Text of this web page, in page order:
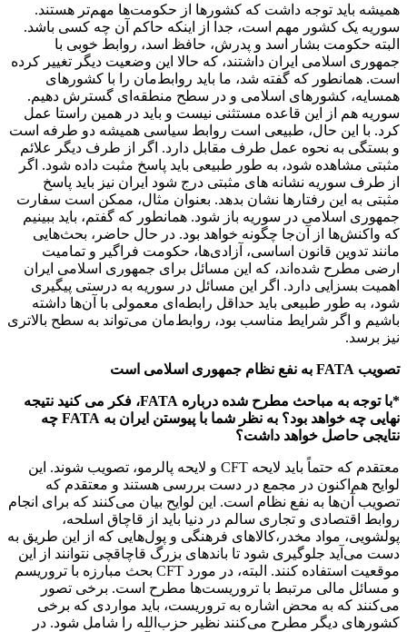
همیشه باید توجه داشت که کشورها از حکومت‌ها مهم‌تر هستند.
سوریه یک کشور مهم است، جدا از اینکه حاکم آن چه کسی باشد.
البته حکومت بشار اسد و پدرش، حافظ اسد، روابط خوبی با
جمهوری اسلامی ایران داشتند، که حالا این وضعیت دیگر تغییر کرده
است. همانطور که گفته شد، ما باید روابط‌مان را با کشورهای
همسایه، کشورهای اسلامی و در سطح منطقه‌ای گسترش دهیم.
سوریه هم از این قاعده مستثنی نیست و باید در همین راستا عمل
کرد. با این حال، طبیعی است روابط سیاسی همیشه دو طرفه است
و بستگی به نحوه عمل طرف مقابل دارد. اگر از طرف دیگر علائم
مثبتی مشاهده شود، به طور طبیعی باید پاسخ مثبت داده شود. اگر
از طرف سوریه نشانه های مثبتی درج شود ایران نیز باید پاسخ
مثبتی به این رفتارها نشان بدهد. بعنوان مثال، ممکن است سفارت
جمهوری اسلامی در سوریه باز شود. همانطور که گفتم، باید ببینیم
که واکنش‌ها از آن‌جا چگونه خواهد بود. در حال حاضر، بحث‌هایی
مانند تدوین قانون اساسی، آزادی‌ها، حکومت فراگیر و تمامیت
ارضی مطرح شده‌اند، که این‌ مسائل برای جمهوری اسلامی ایران
اهمیت بسزایی دارد. اگر این مسائل در سوریه به درستی پیگیری
شود، به طور طبیعی باید حداقل رابطه‌ای معمولی با آن‌ها داشته
باشیم و اگر شرایط مناسب بود، روابط‌مان می‌تواند به سطح بالاتری
نیز برسد.
تصویب FATA به نفع نظام جمهوری اسلامی است
*با توجه به مباحث مطرح شده درباره FATA، فکر می کنید نتیجه
نهایی چه خواهد بود؟ به نظر شما با پیوستن ایران به FATA چه
نتایجی حاصل خواهد داشت؟
معتقدم که حتماً باید لایحه CFT و لایحه پالرمو، تصویب شوند. این
لوایح هم‌اکنون در مجمع در دست بررسی هستند و معتقدم که
تصویب آن‌ها به نفع نظام است. این لوایح بیان می‌کنند که برای انجام
روابط اقتصادی و تجاری سالم در دنیا باید از قاچاق اسلحه،
پولشویی، مواد مخدر،کالاهای فرهنگی و پول‌هایی که از این طریق به
دست می‌آید جلوگیری شود تا باندهای بزرگ قاچاقچی نتوانند از این
موقعیت استفاده کنند. البته، در مورد CFT بحث مبارزه با تروریسم
و مسائل مالی مرتبط با تروریست‌ها مطرح است. برخی تصور
می‌کنند که به محض اشاره به تروریست، باید مواردی که برخی
کشورهای دیگر مطرح می‌کنند نظیر حزب‌الله را شامل شود. در